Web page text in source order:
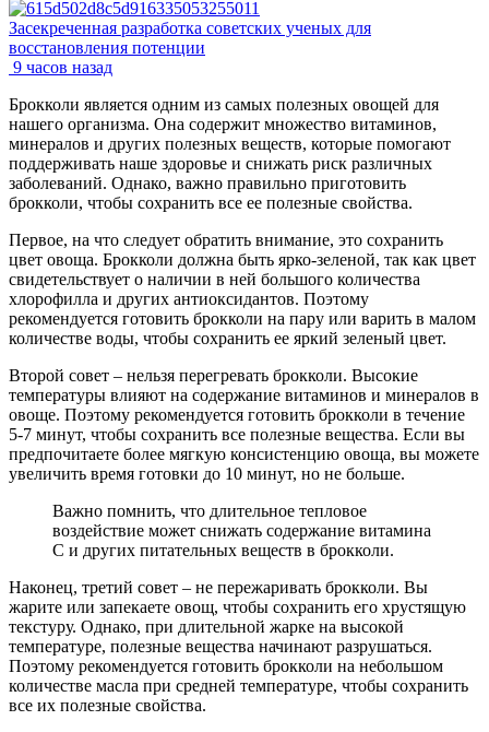
Засекреченная разработка советских ученых для
восстановления потенции
9 часов назад
Брокколи является одним из самых полезных овощей для
нашего организма. Она содержит множество витаминов,
минералов и других полезных веществ, которые помогают
поддерживать наше здоровье и снижать риск различных
заболеваний. Однако, важно правильно приготовить
брокколи, чтобы сохранить все ее полезные свойства.
Первое, на что следует обратить внимание, это сохранить
цвет овоща. Брокколи должна быть ярко-зеленой, так как цвет
свидетельствует о наличии в ней большого количества
хлорофилла и других антиоксидантов. Поэтому
рекомендуется готовить брокколи на пару или варить в малом
количестве воды, чтобы сохранить ее яркий зеленый цвет.
Второй совет – нельзя перегревать брокколи. Высокие
температуры влияют на содержание витаминов и минералов в
овоще. Поэтому рекомендуется готовить брокколи в течение
5-7 минут, чтобы сохранить все полезные вещества. Если вы
предпочитаете более мягкую консистенцию овоща, вы можете
увеличить время готовки до 10 минут, но не больше.
Важно помнить, что длительное тепловое
воздействие может снижать содержание витамина
C и других питательных веществ в брокколи.
Наконец, третий совет – не пережаривать брокколи. Вы
жарите или запекаете овощ, чтобы сохранить его хрустящую
текстуру. Однако, при длительной жарке на высокой
температуре, полезные вещества начинают разрушаться.
Поэтому рекомендуется готовить брокколи на небольшом
количестве масла при средней температуре, чтобы сохранить
все их полезные свойства.